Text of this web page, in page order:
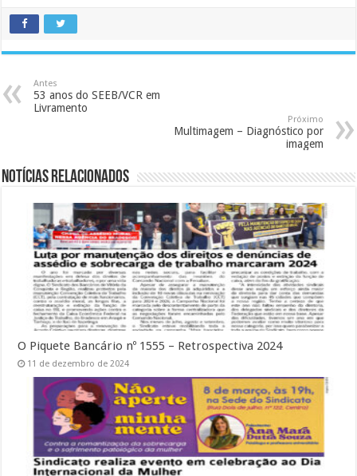
Antes
53 anos do SEEB/VCR em
Livramento
Próximo
Multimagem – Diagnóstico por
imagem
Notícias Relacionados
O Piquete Bancário nº 1555 – Retrospectiva 2024
11 de dezembro de 2024